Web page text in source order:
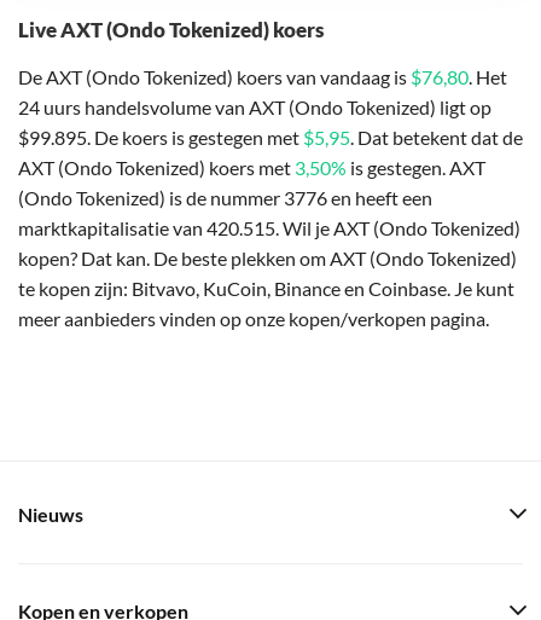
Live AXT (Ondo Tokenized) koers
De AXT (Ondo Tokenized) koers van vandaag is $76,80. Het
24 uurs handelsvolume van AXT (Ondo Tokenized) ligt op
$99.895. De koers is gestegen met $5,95. Dat betekent dat de
AXT (Ondo Tokenized) koers met 3,50% is gestegen. AXT
(Ondo Tokenized) is de nummer 3776 en heeft een
marktkapitalisatie van 420.515. Wil je AXT (Ondo Tokenized)
kopen? Dat kan. De beste plekken om AXT (Ondo Tokenized)
te kopen zijn: Bitvavo, KuCoin, Binance en Coinbase. Je kunt
meer aanbieders vinden op onze kopen/verkopen pagina.
Nieuws
Kopen en verkopen